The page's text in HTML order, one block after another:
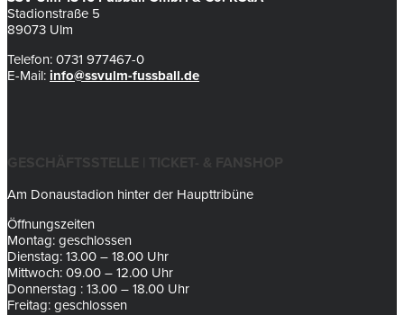
Stadionstraße 5
89073 Ulm
Telefon: 0731 977467-0
E-Mail: info@ssvulm-fussball.de
GESCHÄFTSSTELLE | TICKET- & FANSHOP
Am Donaustadion hinter der Haupttribüne
Öffnungszeiten
Montag: geschlossen
Dienstag: 13.00 – 18.00 Uhr
Mittwoch: 09.00 – 12.00 Uhr
Donnerstag : 13.00 – 18.00 Uhr
Freitag: geschlossen